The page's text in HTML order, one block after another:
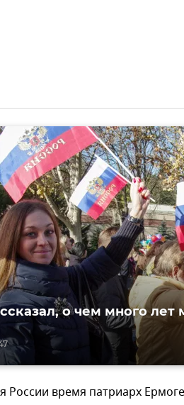
о чем много лет
России время патриарх